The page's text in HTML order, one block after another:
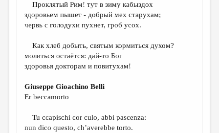
КОНКУРСЫ
КНИЖНАЯ ПОЛКА
ОБЗОР ЛИТЕРАТУРЫ
СТРАНИЦЫ ПАМЯТИ
ОБЪЯВЛЕНИЯ
КОЛОНКА РЕДАКТОРА
Проклятый Рим! тут в зиму кабыздох
здоровьем пышет - добрый мех старухам;
червь с голодухи пухнет, гроб усох.
Как хлеб добыть, святым кормитьcя духом?
молиться остаётся: дай-то Бог
здоровья докторам и повитухам!
Giuseppe Gioachino Belli
Er beccamorto
Tu ccapischi cor culo, abbi pascenza:
nun dico questo, ch’averebbe torto.